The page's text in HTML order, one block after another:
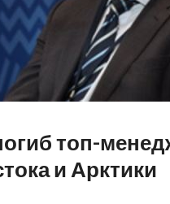
топ-
и Арктики